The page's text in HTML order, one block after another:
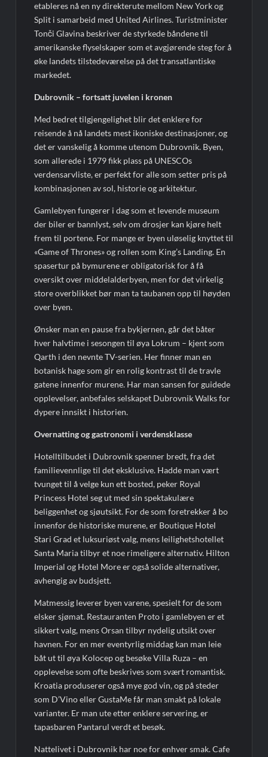
etableres nå en ny direkterute mellom New York og
Split i samarbeid med United Airlines. Turistminister
Tonči Glavina beskriver de styrkede båndene til
amerikanske flyselskaper som et avgjørende steg for å
øke landets tilstedeværelse på det transatlantiske
markedet.
Dubrovnik – fortsatt juvelen i kronen
Med bedret tilgjengelighet blir det enklere for
reisende å nå landets mest ikoniske destinasjoner, og
det er vanskelig å komme utenom Dubrovnik. Byen,
som allerede i 1979 fikk plass på UNESCOs
verdensarvliste, er perfekt for alle som setter pris på
kombinasjonen av sol, historie og arkitektur.
Gamlebyen fungerer i dag som et levende museum
der biler er bannlyst, selv om drosjer kan kjøre helt
frem til portene. For mange er byen uløselig knyttet til
«Game of Thrones» og rollen som King’s Landing. En
spasertur på bymurene er obligatorisk for å få
oversikt over middelalderbyen, men for det virkelig
store overblikket bør man ta taubanen opp til høyden
over byen.
Ønsker man en pause fra bykjernen, går det båter
hver halvtime i sesongen til øya Lokrum – kjent som
Qarth i den nevnte TV-serien. Her finner man en
botanisk hage som gir en rolig kontrast til de travle
gatene innenfor murene. Har man sansen for guidede
opplevelser, anbefales selskapet Dubrovnik Walks for
dypere innsikt i historien.
Overnatting og gastronomi i verdensklasse
Hotelltilbudet i Dubrovnik spenner bredt, fra det
familievennlige til det eksklusive. Hadde man vært
tvunget til å velge kun ett bosted, peker Royal
Princess Hotel seg ut med sin spektakulære
beliggenhet og sjøutsikt. For de som foretrekker å bo
innenfor de historiske murene, er Boutique Hotel
Stari Grad et luksuriøst valg, mens leilighetshotellet
Santa Maria tilbyr et noe rimeligere alternativ. Hilton
Imperial og Hotel More er også solide alternativer,
avhengig av budsjett.
Matmessig leverer byen varene, spesielt for de som
elsker sjømat. Restauranten Proto i gamlebyen er et
sikkert valg, mens Orsan tilbyr nydelig utsikt over
havnen. For en mer eventyrlig middag kan man leie
båt ut til øya Kolocep og besøke Villa Ruza – en
opplevelse som ofte beskrives som svært romantisk.
Kroatia produserer også mye god vin, og på steder
som D’Vino eller GustaMe får man smakt på lokale
varianter. Er man ute etter enklere servering, er
tapasbaren Pantarul verdt et besøk.
Nattelivet i Dubrovnik har noe for enhver smak. Cafe